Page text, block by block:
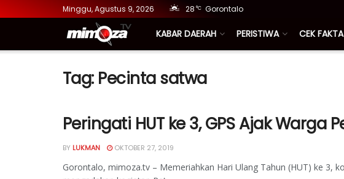
Minggu, Agustus 9, 2026 28 °C Gorontalo
KABAR DAERAH PERISTIWA CEK FAKTA
Tag: Pecinta satwa
Peringati HUT ke 3, GPS Ajak Warga
BY LUKMAN OKTOBER 27, 2019
Gorontalo, mimoza.tv – Memeriahkan Hari Ulang Tahun (HUT) ke 3,